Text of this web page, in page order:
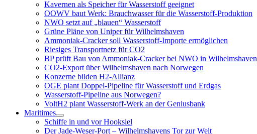
Kavernen als Speicher für Wasserstoff geeignet
OOWV baut Werk: Brauchwasser für die Wasserstoff-Produktion
NWO setzt auf „blauen“ Wasserstoff
Grüne Pläne von Uniper für Wilhelmshaven
Ammoniak-Cracker soll Wasserstoff-Importe ermöglichen
Riesiges Transportnetz für CO2
BP prüft Bau von Ammoniak-Cracker bei NWO in Wilhelmshaven
CO2-Export über Wilhelmshaven nach Norwegen
Konzerne bilden H2-Allianz
OGE plant Doppel-Pipeline für Wasserstoff und Erdgas
Wasserstoff-Pipeline aus Norwegen?
VoltH2 plant Wasserstoff-Werk an der Geniusbank
Maritimes
Menü
öffnen
Schiffe in und vor Hooksiel
Der Jade-Weser-Port – Wilhelmshavens Tor zur Welt